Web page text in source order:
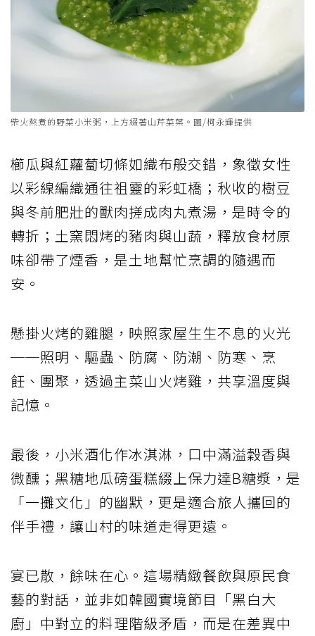
柴火熬煮的野菜小米粥，上方綴著山芹菜葉。圖/柯永輝提供
櫛瓜與紅蘿蔔切條如織布般交錯，象徵女性
以彩線編織通往祖靈的彩虹橋；秋收的樹豆
與冬前肥壯的獸肉搓成肉丸煮湯，是時令的
轉折；土窯悶烤的豬肉與山蔬，釋放食材原
味卻帶了煙香，是土地幫忙烹調的隨遇而
安。
懸掛火烤的雞腿，映照家屋生生不息的火光
──照明、驅蟲、防腐、防潮、防寒、烹
飪、團聚，透過主菜山火烤雞，共享溫度與
記憶。
最後，小米酒化作冰淇淋，口中滿溢穀香與
微醺；黑糖地瓜磅蛋糕綴上保力達B糖漿，是
「一攤文化」的幽默，更是適合旅人攜回的
伴手禮，讓山村的味道走得更遠。
宴已散，餘味在心。這場精緻餐飲與原民食
藝的對話，並非如韓國實境節目「黑白大
廚」中對立的料理階級矛盾，而是在差異中